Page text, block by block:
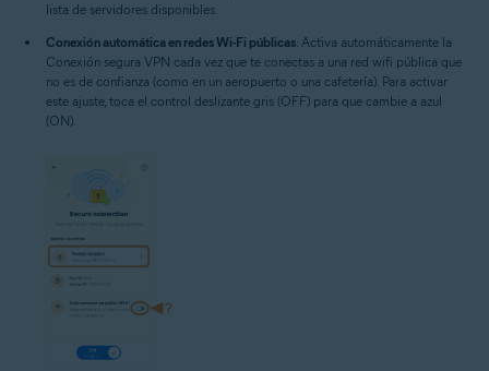
lista de servidores disponibles.
Conexión automática en redes Wi-Fi públicas: Activa automáticamente la
Conexión segura VPN cada vez que te conectas a una red wifi pública que
no es de confianza (como en un aeropuerto o una cafetería). Para activar
este ajuste, toca el control deslizante gris (OFF) para que cambie a azul
(ON).